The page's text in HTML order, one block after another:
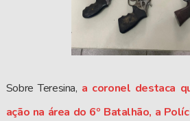
Sobre Teresina, a coronel destaca
ação na área do 6º Batalhão, a